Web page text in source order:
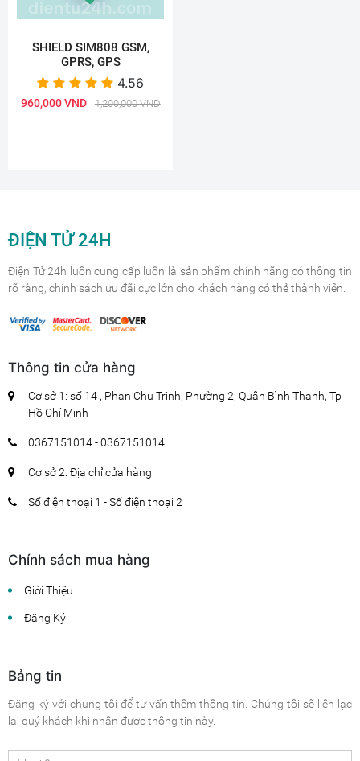
SHIELD SIM808 GSM,
GPRS, GPS
4.56
960,000 VND 1,200,000 VND
ĐIỆN TỬ 24H
Điện Tử 24h luôn cung cấp luôn là sản phẩm chính hãng có thông tin
rõ ràng, chính sách ưu đãi cực lớn cho khách hàng có thẻ thành viên.
Thông tin cửa hàng
Cơ sở 1: số 14 , Phan Chu Trinh, Phường 2, Quận Bình Thạnh, Tp
Hồ Chí Minh
0367151014 - 0367151014
Cơ sở 2: Địa chỉ cửa hàng
Số điện thoại 1 - Số điện thoại 2
Chính sách mua hàng
Giới Thiệu
Đăng Ký
Bảng tin
Đăng ký với chung tôi để tư vấn thêm thông tin. Chúng tôi sẽ liên lạc
lại quý khách khi nhận được thông tin này.